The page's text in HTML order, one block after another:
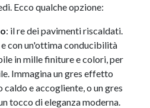
Ecco qualche opzione:
: il re dei pavimenti riscaldati.
con un'ottima conducibilità
in mille finiture e colori, per
Immagina un gres effetto
caldo e accogliente, o un gres
tocco di eleganza moderna.